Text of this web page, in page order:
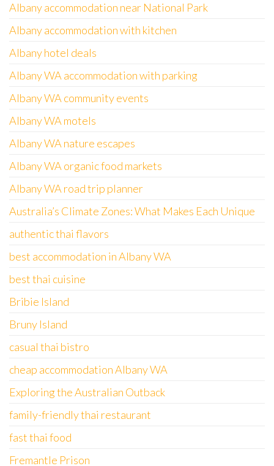
Albany accommodation near National Park
Albany accommodation with kitchen
Albany hotel deals
Albany WA accommodation with parking
Albany WA community events
Albany WA motels
Albany WA nature escapes
Albany WA organic food markets
Albany WA road trip planner
Australia’s Climate Zones: What Makes Each Unique
authentic thai flavors
best accommodation in Albany WA
best thai cuisine
Bribie Island
Bruny Island
casual thai bistro
cheap accommodation Albany WA
Exploring the Australian Outback
family-friendly thai restaurant
fast thai food
Fremantle Prison